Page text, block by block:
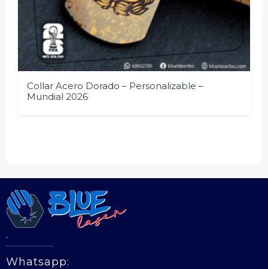
Collar Acero Dorado – Personalizable –
Mundial 2026
.
Whatsapp: